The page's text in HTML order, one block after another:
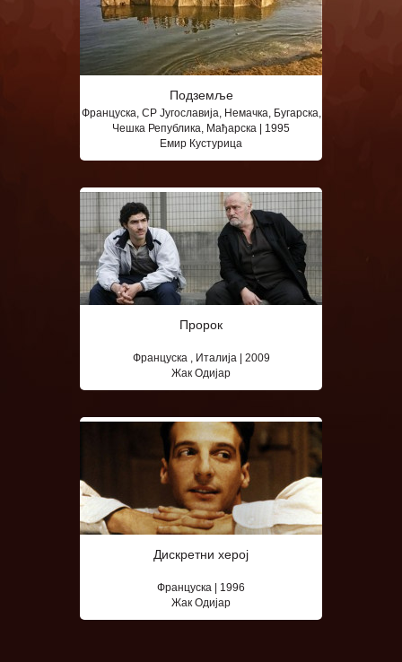
Подземље
Француска, СР Југославија, Немачка, Бугарска,
Чешка Република, Мађарска | 1995
Емир Кустурица
Пророк
Француска , Италија | 2009
Жак Одијар
Дискретни херој
Француска | 1996
Жак Одијар